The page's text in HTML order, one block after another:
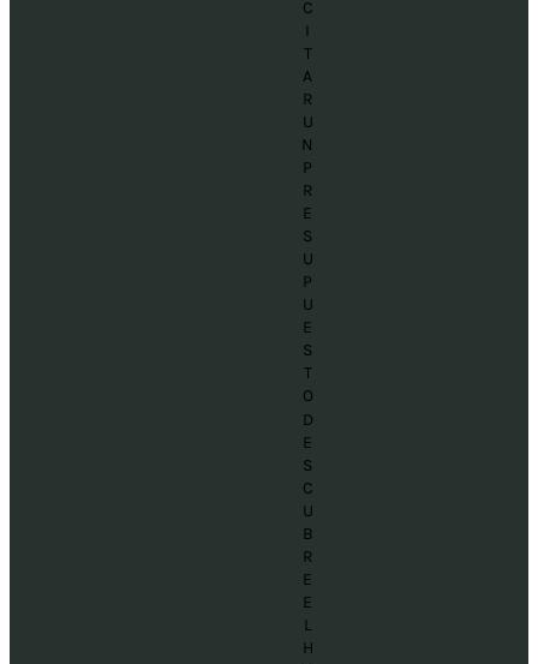
C
I
T
A
R
U
N
P
R
E
S
U
P
U
E
S
T
O
D
E
S
C
U
B
R
E
E
L
H